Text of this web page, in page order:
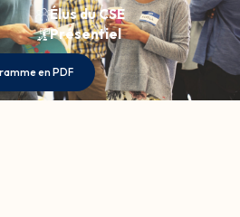
Élus du CSE
Présentiel
en PDF